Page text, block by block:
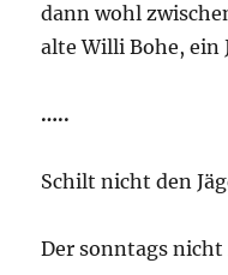
dann wohl
alte Willi Bohe, ein
…..
Schilt nicht den
Der sonntags